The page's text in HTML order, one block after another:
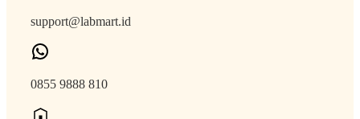
support@labmart.id
0855 9888 810